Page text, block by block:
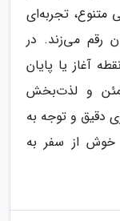
متنوع، تجربه‌ای
رقم می‌زند. در
آغاز یا پایان
و لذت‌بخش
دقیق و توجه به
خوش از سفر به